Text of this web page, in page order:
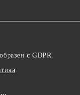
с GDPR.